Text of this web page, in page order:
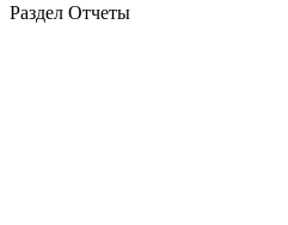
Раздел Отчеты